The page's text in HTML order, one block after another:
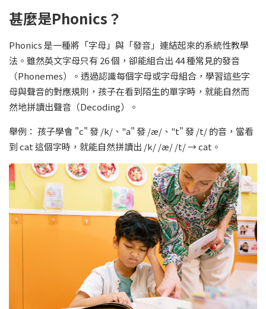
甚麼是Phonics？
Phonics 是一種將「字母」與「發音」連結起來的系統性教學
法。雖然英文字母只有 26 個，卻能組合出 44 種常見的發音
（Phonemes）。透過認識每個字母或字母組合，學習這些字
母與聲音的對應規則，孩子在看到陌生的單字時，就能自然而
然地拼讀出聲音（Decoding）。
舉例： 孩子學會 "c" 發 /k/、"a" 發 /æ/、"t" 發 /t/ 的音，當看
到 cat 這個字時，就能自然拼讀出 /k/ /æ/ /t/ → cat。